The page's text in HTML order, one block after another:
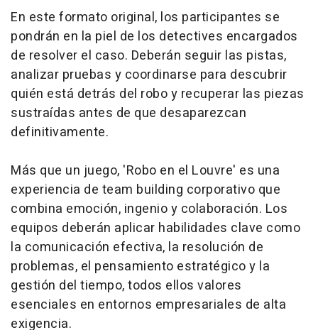
En este formato original, los participantes se
pondrán en la piel de los detectives encargados
de resolver el caso. Deberán seguir las pistas,
analizar pruebas y coordinarse para descubrir
quién está detrás del robo y recuperar las piezas
sustraídas antes de que desaparezcan
definitivamente.
Más que un juego, 'Robo en el Louvre' es una
experiencia de team building corporativo que
combina emoción, ingenio y colaboración. Los
equipos deberán aplicar habilidades clave como
la comunicación efectiva, la resolución de
problemas, el pensamiento estratégico y la
gestión del tiempo, todos ellos valores
esenciales en entornos empresariales de alta
exigencia.